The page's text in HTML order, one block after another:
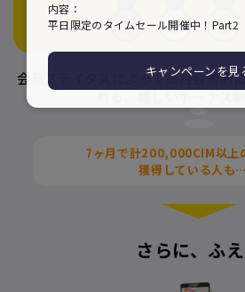
会員ステイタスによって毎月自動的
7ヶ月で計200,000CIM以上
獲得している人も…
さらに、ふ
内容：
平日限定のタイムセール開催中！Part2
キャンペーンを見